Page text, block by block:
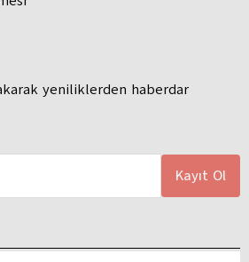
yeniliklerden haberdar
Kayıt Ol